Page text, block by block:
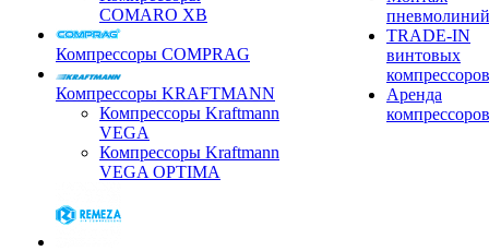
COMARO XB
Компрессоры COMPRAG
Компрессоры KRAFTMANN
Компрессоры Kraftmann
VEGA
Компрессоры Kraftmann
VEGA OPTIMA
пневмолиний
TRADE-IN
винтовых
компрессоров
Аренда
компрессоров